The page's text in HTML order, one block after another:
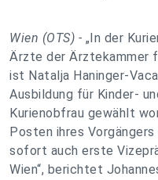
Wien (OTS) - „In der
Ärzte der Ärztekammer
ist Natalja Haninger-
Ausbildung für Kinder-
Kurienobfrau gewählt
Posten ihres
sofort auch erste
Wien“, berichtet